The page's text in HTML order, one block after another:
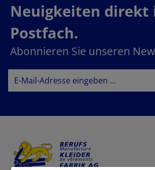
Neuigkeiten direkt
Postfach.
Abonnieren Sie unseren
E-Mail-Adresse*
Ich habe dieDatenschutzbestimmungen